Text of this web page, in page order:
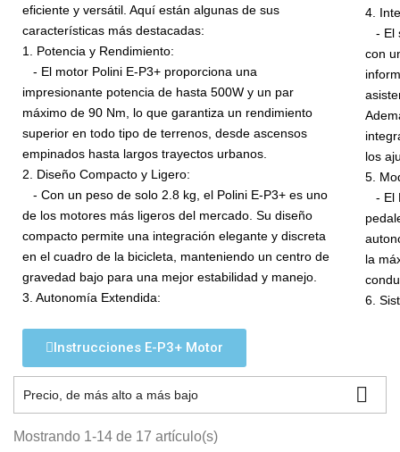
eficiente y versátil. Aquí están algunas de sus
características más destacadas:
1. Potencia y Rendimiento:
- El motor Polini E-P3+ proporciona una
impresionante potencia de hasta 500W y un par
máximo de 90 Nm, lo que garantiza un rendimiento
superior en todo tipo de terrenos, desde ascensos
empinados hasta largos trayectos urbanos.
2. Diseño Compacto y Ligero:
- Con un peso de solo 2.8 kg, el Polini E-P3+ es uno
de los motores más ligeros del mercado. Su diseño
compacto permite una integración elegante y discreta
en el cuadro de la bicicleta, manteniendo un centro de
gravedad bajo para una mejor estabilidad y manejo.
3. Autonomía Extendida:
4.
- El
con
los
5.
- El
la
6.
Instrucciones E-P3+ Motor
Precio, de más alto a más bajo 
Mostrando 1-14 de 17 artículo(s)